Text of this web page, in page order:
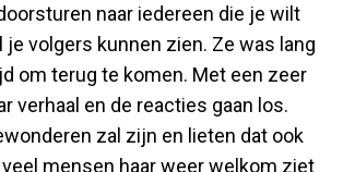
naar iedereen die je wilt
volgers kunnen zien. Ze was lang
om terug te komen. Met een zeer
verhaal en de reacties gaan los.
zal zijn en lieten dat ook
mensen haar weer welkom ziet